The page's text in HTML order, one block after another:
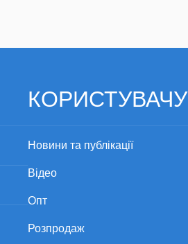
КОРИСТУВАЧУ
Новини та публікації
Відео
Опт
Розпродаж